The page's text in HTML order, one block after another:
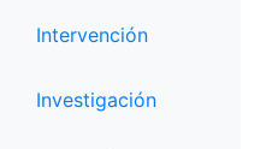
Intervención
Investigación